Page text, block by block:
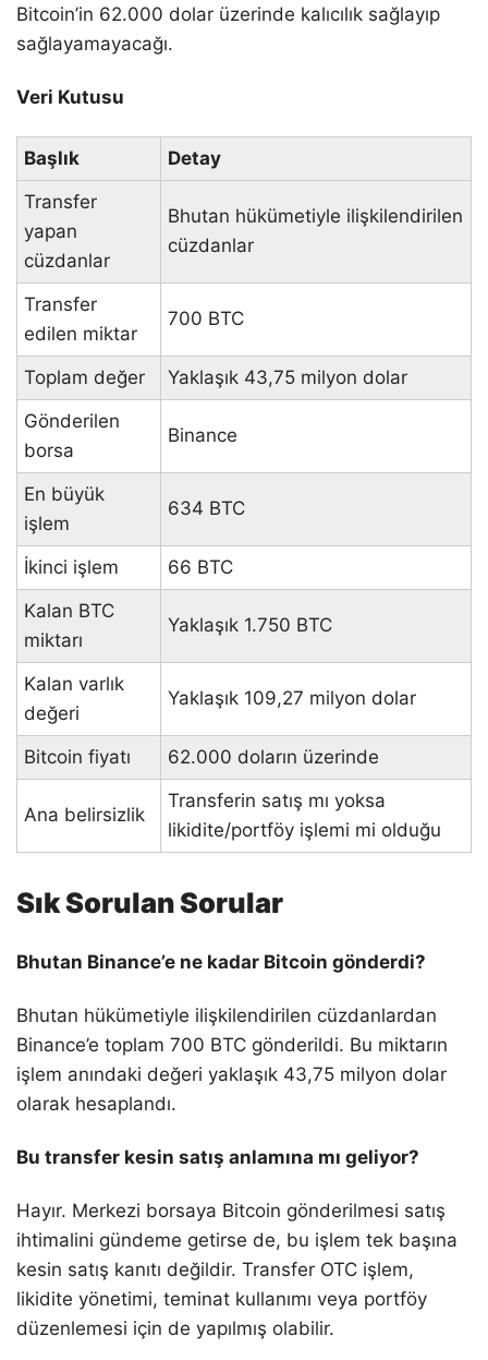
Bitcoin’in 62.000 dolar üzerinde kalıcılık sağlayıp
sağlayamayacağı.
Veri Kutusu
Başlık
Detay
Transfer
yapan
cüzdanlar
Bhutan hükümetiyle ilişkilendirilen
cüzdanlar
Transfer
edilen miktar
700 BTC
Toplam değer
Yaklaşık 43,75 milyon dolar
Gönderilen
borsa
Binance
En büyük
işlem
634 BTC
İkinci işlem
66 BTC
Kalan BTC
miktarı
Yaklaşık 1.750 BTC
Kalan varlık
değeri
Yaklaşık 109,27 milyon dolar
Bitcoin fiyatı 62.000 doların üzerinde
Ana belirsizlik
Transferin satış mı yoksa
likidite/portföy işlemi mi olduğu
Sık Sorulan Sorular
Bhutan Binance’e ne kadar Bitcoin gönderdi?
Bhutan hükümetiyle ilişkilendirilen cüzdanlardan
Binance’e toplam 700 BTC gönderildi. Bu miktarın
işlem anındaki değeri yaklaşık 43,75 milyon dolar
olarak hesaplandı.
Bu transfer kesin satış anlamına mı geliyor?
Hayır. Merkezi borsaya Bitcoin gönderilmesi satış
ihtimalini gündeme getirse de, bu işlem tek başına
kesin satış kanıtı değildir. Transfer OTC işlem,
likidite yönetimi, teminat kullanımı veya portföy
düzenlemesi için de yapılmış olabilir.